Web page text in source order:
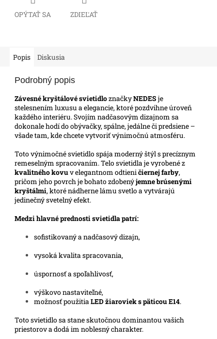
OPÝTAŤ SA ZDIEĽAŤ
Popis Diskusia
Podrobný popis
Závesné kryštálové svietidloznačkyNEDES je
stelesnením luxusu a elegancie, ktoré pozdvihne úroveň
každého interiéru. Svojím nadčasovým dizajnom sa
dokonale hodí do obývačky, spálne, jedálne či predsiene –
všade tam, kde chcete vytvoriť výnimočnú atmosféru.
Toto výnimočné svietidlo spája moderný štýl s precíznym
remeselným spracovaním. Telo svietidla je vyrobené z
kvalitného kovuv elegantnom odtieničiernej farby,
pričom jeho povrch je bohato zdobenýjemne brúsenými
kryštálmi, ktoré nádherne lámu svetlo a vytvárajú
jedinečný svetelný efekt.
Medzi hlavné prednosti svietidla patrí:
sofistikovaný a nadčasový dizajn,
vysoká kvalita spracovania,
úspornosť a spoľahlivosť,
výškovo nastaviteľné,
možnosť použitiaLED žiaroviek s päticou E14.
Toto svietidlo sa stane skutočnou dominantou vašich
priestorov a dodá im noblesný charakter.